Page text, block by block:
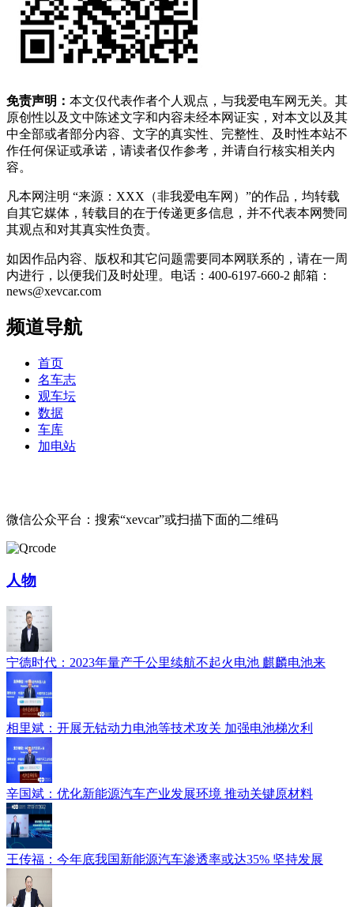
免责声明： 本文仅代表作者个人观点，与我爱电车网无关。其
原创性以及文中陈述文字和内容未经本网证实，对本文以及其
中全部或者部分内容、文字的真实性、完整性、及时性本站不
作任何保证或承诺，请读者仅作参考，并请自行核实相关内
容。
凡本网注明 “来源：XXX（非我爱电车网）”的作品，均转载
自其它媒体，转载目的在于传递更多信息，并不代表本网赞同
其观点和对其真实性负责。
如因作品内容、版权和其它问题需要同本网联系的，请在一周
内进行，以便我们及时处理。电话：400-6197-660-2 邮箱：
news@xevcar.com
频道导航
首页
名车志
观车坛
数据
车库
加电站
微信公众平台：搜索“xevcar”或扫描下面的二维码
人物
宁德时代：2023年量产千公里续航不起火电池 麒麟电池来
相里斌：开展无钴动力电池等技术攻关 加强电池梯次利
辛国斌：优化新能源汽车产业发展环境 推动关键原材料
王传福：今年底我国新能源汽车渗透率或达35% 坚持发展